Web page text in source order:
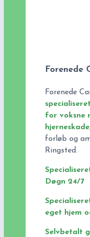
Forenede
Forenede
for voksne
hjerneskade
forløb og
Ringsted.
Døgn 24/7
eget hjem
Selvbetalt